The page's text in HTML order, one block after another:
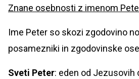
Znane osebnosti z imenom
Ime Peter so skozi zgodovino
posamezniki in zgodovinske
Sveti Peter: eden od Jezusovih